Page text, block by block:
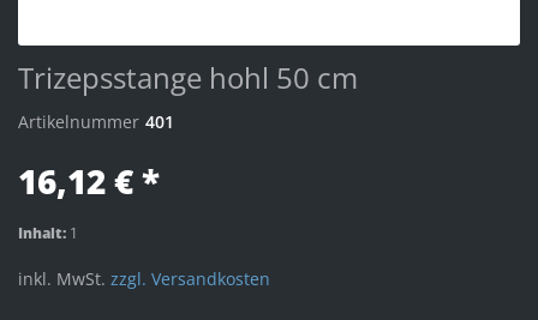
Trizepsstange hohl 50 cm
Artikelnummer 401
16,12 € *
Inhalt: 1
inkl. MwSt. zzgl. Versandkosten